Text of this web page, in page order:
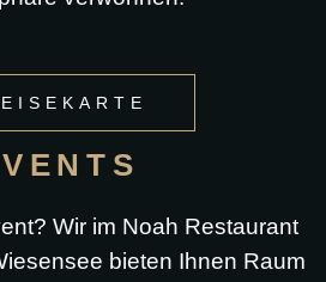
Wir im Noah Restaurant
bieten Ihnen Raum